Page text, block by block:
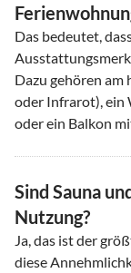
Das bedeutet,
Dazu gehören am
oder Infrarot), ein
oder ein Balkon
Sind Sauna
Nutzung?
Ja, das ist der
diese